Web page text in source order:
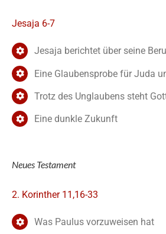
Jesaja 6-7
Jesaja berichtet über seine
Eine Glaubensprobe für Juda
Trotz des Unglaubens steht
Eine dunkle Zukunft
Neues Testament
2. Korinther 11,16-33
Was Paulus vorzuweisen hat